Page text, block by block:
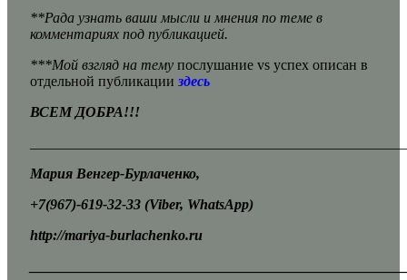
**Рада узнать ваши мысли и мнения по теме в
комментариях под публикацией.
***Мой взгляд на тему послушание vs успех описан в
отдельной публикации здесь
ВСЕМ ДОБРА!!!
Мария Венгер-Бурлаченко,
+7(967)-619-32-33 (Viber, WhatsApp)
http://mariya-burlachenko.ru